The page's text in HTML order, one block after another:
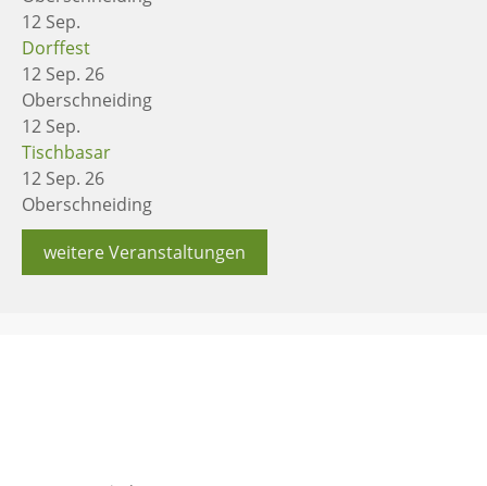
12 Sep.
Dorffest
12 Sep. 26
Oberschneiding
12 Sep.
Tischbasar
12 Sep. 26
Oberschneiding
weitere Veranstaltungen